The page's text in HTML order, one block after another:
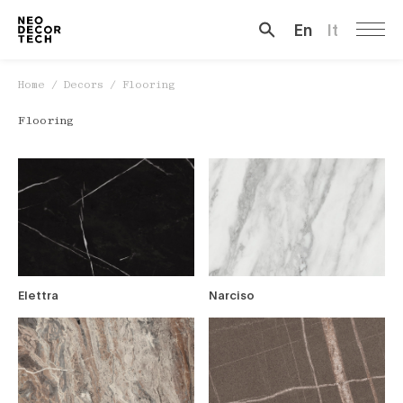
En It
Home / Decors / Flooring
Flooring
Elettra Narciso